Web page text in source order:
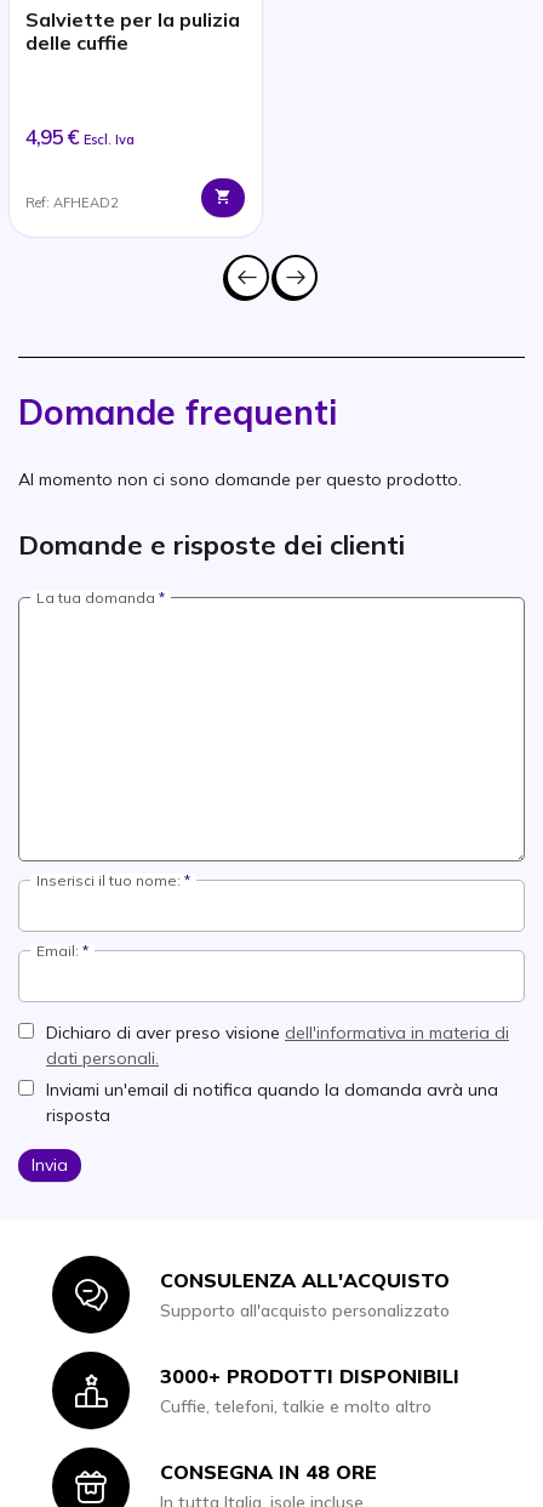
Salviette per la pulizia
delle cuffie
4,95 € Escl. Iva
Ref: AFHEAD2
Domande frequenti
Al momento non ci sono domande per questo prodotto.
Domande e risposte dei clienti
La tua domanda
Inserisci il tuo nome:
Email:
Dichiaro di aver preso visione dell'informativa in materia di
dati personali.
Inviami un'email di notifica quando la domanda avrà una
risposta
Invia
IconCONSULENZA ALL'ACQUISTO
Supporto all'acquisto personalizzato
Icon3000+ PRODOTTI DISPONIBILI
Cuffie, telefoni, talkie e molto altro
IconCONSEGNA IN 48 ORE
In tutta Italia, isole incluse